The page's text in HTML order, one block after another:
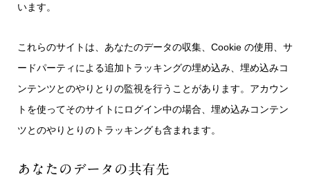
います。
これらのサイトは、あなたのデータの収集、Cookie の使用、サ
ードパーティによる追加トラッキングの埋め込み、埋め込みコ
ンテンツとのやりとりの監視を行うことがあります。アカウン
トを使ってそのサイトにログイン中の場合、埋め込みコンテン
ツとのやりとりのトラッキングも含まれます。
あなたのデータの共有先